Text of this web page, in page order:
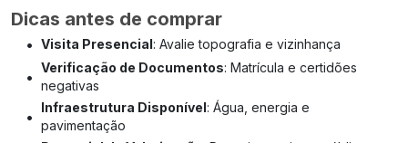
Dicas antes de comprar
• Visita Presencial: Avalie topografia e vizinhança
•
Verificação de Documentos: Matrícula e certidões
negativas
•
Infraestrutura Disponível: Água, energia e
pavimentação